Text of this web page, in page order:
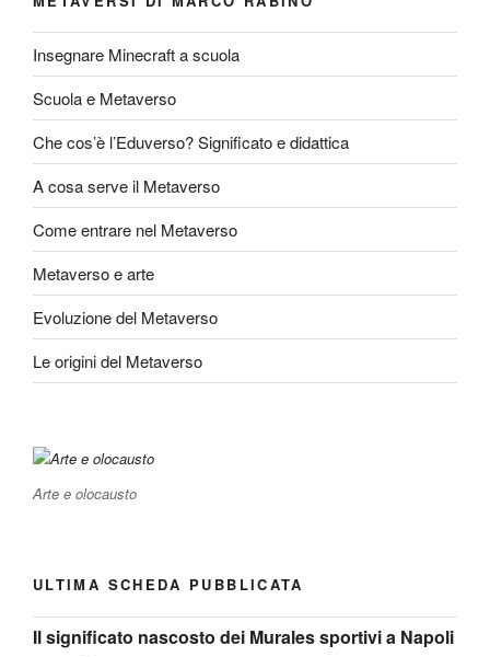
Insegnare Minecraft a scuola
Scuola e Metaverso
Che cos’è l’Eduverso? Significato e didattica
A cosa serve il Metaverso
Come entrare nel Metaverso
Metaverso e arte
Evoluzione del Metaverso
Le origini del Metaverso
Arte e olocausto
ULTIMA SCHEDA PUBBLICATA
Il significato nascosto dei Murales sportivi a Napoli